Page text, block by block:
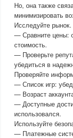
Но, она также
минимизировать
Исследуйте рынок.
— Сравните цены:
стоимость.
— Проверьте
убедиться в
Проверяйте
— Список игр:
— Возраст
— Доступные
использовался.
Используйте
— Платежные